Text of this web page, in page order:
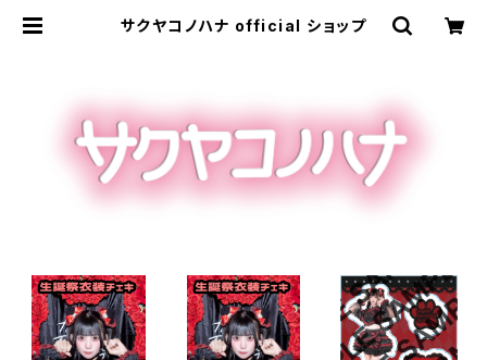
サクヤコノハナ official ショップ